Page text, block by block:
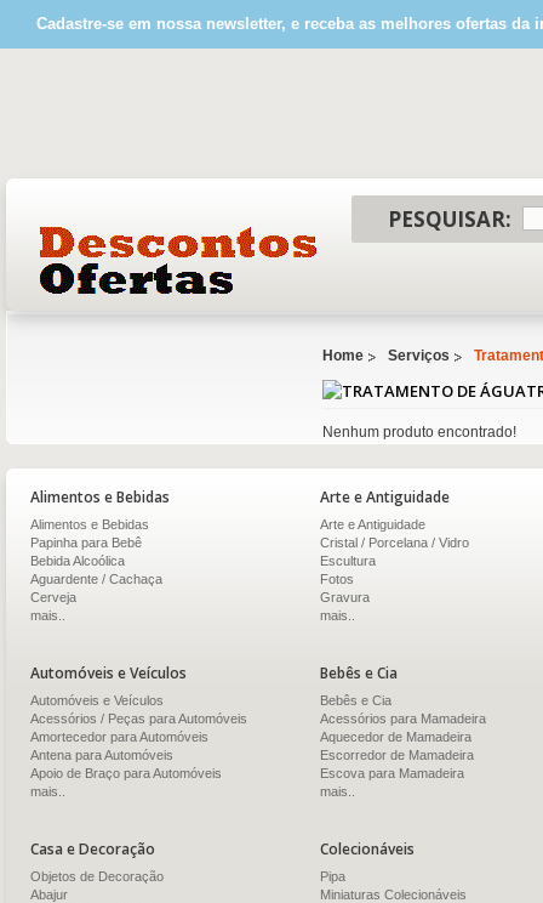
Cadastre-se em nossa newsletter, e receba as melhores ofertas da
PESQUISAR:
Home Serviços
Nenhum produto encontrado!
Alimentos e Bebidas
Alimentos e Bebidas
Papinha para Bebê
Bebida Alcoólica
Aguardente / Cachaça
Cerveja
mais..
Arte e Antiguidade
Arte e Antiguidade
Cristal / Porcelana / Vidro
Escultura
Fotos
Gravura
mais..
Automóveis e Veículos
Automóveis e Veículos
Acessórios / Peças para Automóveis
Amortecedor para Automóveis
Antena para Automóveis
Apoio de Braço para Automóveis
mais..
Bebês e Cia
Bebês e Cia
Acessórios para Mamadeira
Aquecedor de Mamadeira
Escorredor de Mamadeira
Escova para Mamadeira
mais..
Casa e Decoração
Objetos de Decoração
Abajur
Colecionáveis
Pipa
Miniaturas Colecionáveis